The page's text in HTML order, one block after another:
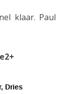
klaar. Paul